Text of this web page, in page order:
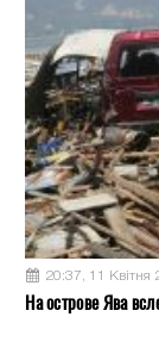
20:37, 11 Квітня
На острове Ява